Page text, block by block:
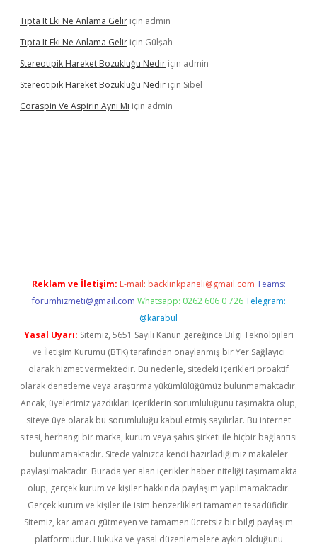
Tıpta It Eki Ne Anlama Gelir için admin
Tıpta It Eki Ne Anlama Gelir için Gülşah
Stereotipik Hareket Bozukluğu Nedir için admin
Stereotipik Hareket Bozukluğu Nedir için Sibel
Coraspin Ve Aspirin Aynı Mı için admin
Reklam ve İletişim: E-mail: backlinkpaneli@gmail.com Teams:
forumhizmeti@gmail.com Whatsapp: 0262 606 0 726 Telegram:
@karabul
Yasal Uyarı: Sitemiz, 5651 Sayılı Kanun gereğince Bilgi Teknolojileri
ve İletişim Kurumu (BTK) tarafından onaylanmış bir Yer Sağlayıcı
olarak hizmet vermektedir. Bu nedenle, sitedeki içerikleri proaktif
olarak denetleme veya araştırma yükümlülüğümüz bulunmamaktadır.
Ancak, üyelerimiz yazdıkları içeriklerin sorumluluğunu taşımakta olup,
siteye üye olarak bu sorumluluğu kabul etmiş sayılırlar. Bu internet
sitesi, herhangi bir marka, kurum veya şahıs şirketi ile hiçbir bağlantısı
bulunmamaktadır. Sitede yalnızca kendi hazırladığımız makaleler
paylaşılmaktadır. Burada yer alan içerikler haber niteliği taşımamakta
olup, gerçek kurum ve kişiler hakkında paylaşım yapılmamaktadır.
Gerçek kurum ve kişiler ile isim benzerlikleri tamamen tesadüfidir.
Sitemiz, kar amacı gütmeyen ve tamamen ücretsiz bir bilgi paylaşım
platformudur. Hukuka ve yasal düzenlemelere aykırı olduğunu